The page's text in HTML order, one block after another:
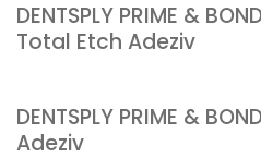
DENTSPLY PRIME &
Total Etch Adeziv
DENTSPLY PRIME &
Adeziv